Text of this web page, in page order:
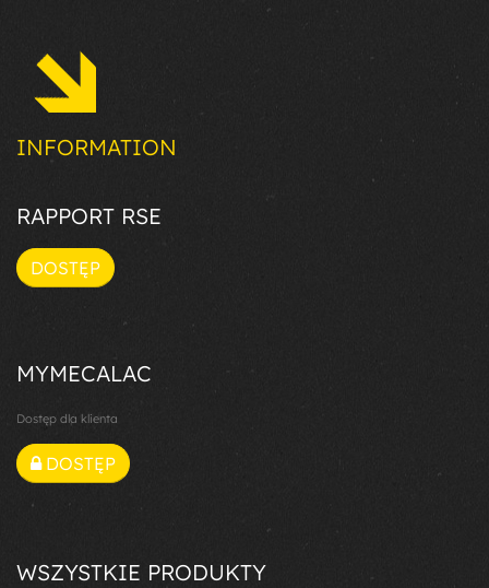
INFORMATION
RAPPORT RSE
DOSTĘP
MYMECALAC
Dostęp dla klienta
DOSTĘP
WSZYSTKIE PRODUKTY